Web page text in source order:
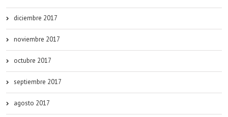
diciembre 2017
noviembre 2017
octubre 2017
septiembre 2017
agosto 2017